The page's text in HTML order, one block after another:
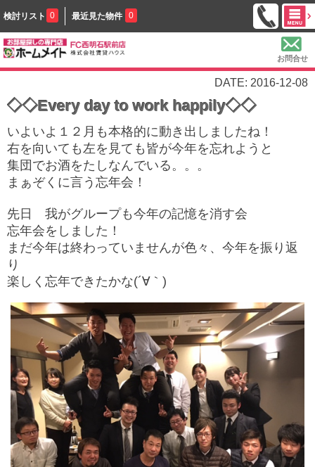
検討リスト 0 最近見た物件 0
お問合せ
DATE: 2016-12-08
◇◇Every day to work happily◇◇
いよいよ１２月も本格的に動き出しましたね！
右を向いても左を見ても皆が今年を忘れようと
集団でお酒をたしなんでいる。。。
まぁぞくに言う忘年会！
先日 我がグループも今年の記憶を消す会
忘年会をしました！
まだ今年は終わっていませんが色々、今年を振り返
り
楽しく忘年できたかな(´∀｀)